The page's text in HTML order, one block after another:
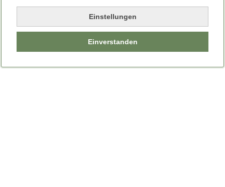
Einstellungen
Einverstanden